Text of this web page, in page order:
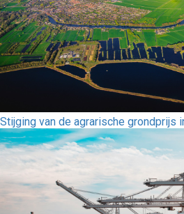
Stijging van de agrarische grondprijs